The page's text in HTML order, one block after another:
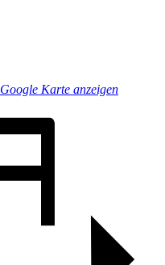
Google Karte anzeigen